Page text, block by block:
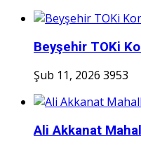
Beyşehir TOKi
Şub 11, 2026 3953
Ali Akkanat